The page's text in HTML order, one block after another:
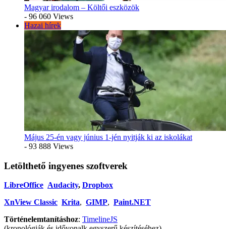
Magyar irodalom – Költői eszközök
- 96 060 Views
Hazai hírek
Május 25-én vagy június 1-jén nyitják ki az iskolákat
- 93 888 Views
Letölthető ingyenes szoftverek
LibreOffice Audacity, Dropbox
XnView Classic Krita, GIMP, Paint.NET
Történelemtanításhoz: TimelineJS